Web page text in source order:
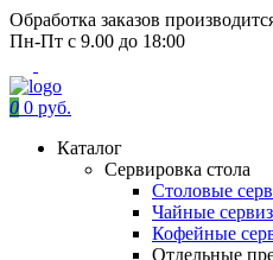
Обработка заказов
Пн-Пт с 9.00 до 18:00
0 0 руб.
Каталог
Сервировка стола
Столовые
Чайные
Кофейные
Отдельные